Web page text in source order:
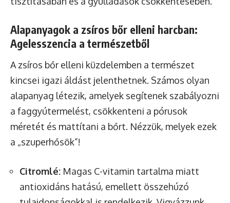
Alapanyagok a zsíros bőr elleni harcban:
Agelesszencia a természetből
A zsíros bőr elleni küzdelemben a természet
kincsei igazi áldást jelenthetnek. Számos olyan
alapanyag létezik, amelyek segítenek szabályozni
a faggyútermelést, csökkenteni a pórusok
méretét és mattítani a bőrt. Nézzük, melyek ezek
a „szuperhősök”!
Citromlé: Magas C-vitamin tartalma miatt
antioxidáns hatású, emellett összehúzó